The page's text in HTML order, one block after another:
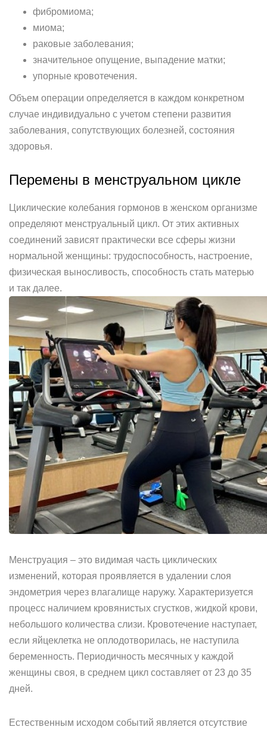
фибромиома;
миома;
раковые заболевания;
значительное опущение, выпадение матки;
упорные кровотечения.
Объем операции определяется в каждом конкретном
случае индивидуально с учетом степени развития
заболевания, сопутствующих болезней, состояния
здоровья.
Перемены в менструальном цикле
Циклические колебания гормонов в женском организме
определяют менструальный цикл. От этих активных
соединений зависят практически все сферы жизни
нормальной женщины: трудоспособность, настроение,
физическая выносливость, способность стать матерью
и так далее.
Менструация – это видимая часть циклических
изменений, которая проявляется в удалении слоя
эндометрия через влагалище наружу. Характеризуется
процесс наличием кровянистых сгустков, жидкой крови,
небольшого количества слизи. Кровотечение наступает,
если яйцеклетка не оплодотворилась, не наступила
беременность. Периодичность месячных у каждой
женщины своя, в среднем цикл составляет от 23 до 35
дней.
Естественным исходом событий является отсутствие